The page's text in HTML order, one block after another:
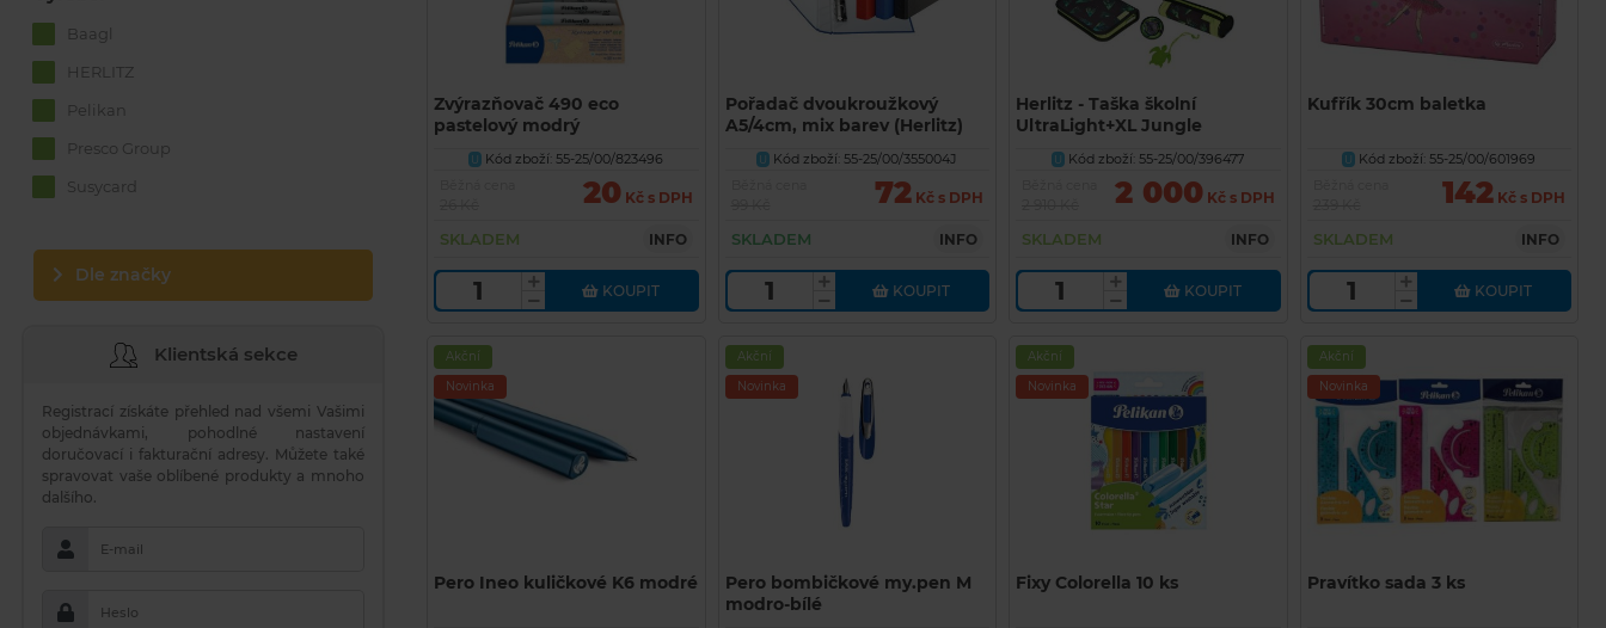
Zvýrazňovač 490 eco
pastelový modrý
U
Kód zboží: 55-25/00/823496
20Kč s DPH
SKLADEM INFO
KOUPIT
Pořadač dvoukroužkový
A5/4cm, mix barev (Herlitz)
U
Kód zboží: 55-25/00/355004J
72 Kč s DPH
SKLADEM INFO
KOUPIT
Herlitz - Taška školní
UltraLight+XL Jungle
U
Kód zboží: 55-25/00/396477
2 000Kč s DPH
SKLADEM INFO
KOUPIT
Kufřík 30cm baletka
U
Kód zboží: 55-25/00/601969
142 Kč s DPH
SKLADEM INFO
KOUPIT
Akční
Novinka
Pero Ineo kuličkové K6 modré
Akční
Novinka
Pero bombičkové my.pen M
modro-bílé
Akční
Novinka
Fixy Colorella 10 ks
Akční
Novinka
Pravítko sada 3 ks
Baagl
HERLITZ
Pelikan
Presco Group
Susycard
Dle značky
Klientská sekce
Registrací získáte přehled nad všemi Vašimi
objednávkami, pohodlné nastavení
doručovací i fakturační adresy. Můžete také
spravovat vaše oblíbené produkty a mnoho
dalšího.
E-mail
Heslo